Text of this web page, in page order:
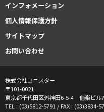
インフォメーション
個人情報保護方針
サイトマップ
お問い合わせ
株式会社ユニスター
〒101-0021
東京都千代田区外神田6-5-4 偕楽ビル
TEL : (03)5812-5791 / FAX : (03)3834-